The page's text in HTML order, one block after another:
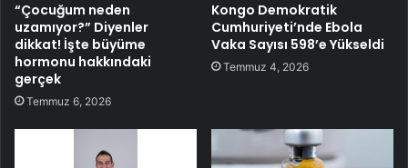
“Çocuğum neden
uzamıyor?” Diyenler
dikkat! İşte büyüme
hormonu hakkındaki
gerçek
Temmuz 6, 2026
Kongo Demokratik
Cumhuriyeti’nde Ebola
Vaka Sayısı 598’e Yükseldi
Temmuz 4, 2026